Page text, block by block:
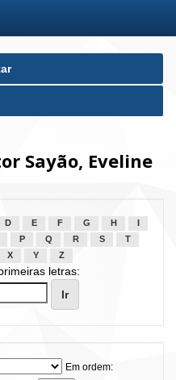
Sayão, Eveline
D E F G H
P Q R S
T
X Y Z
letras:
Em ordem: